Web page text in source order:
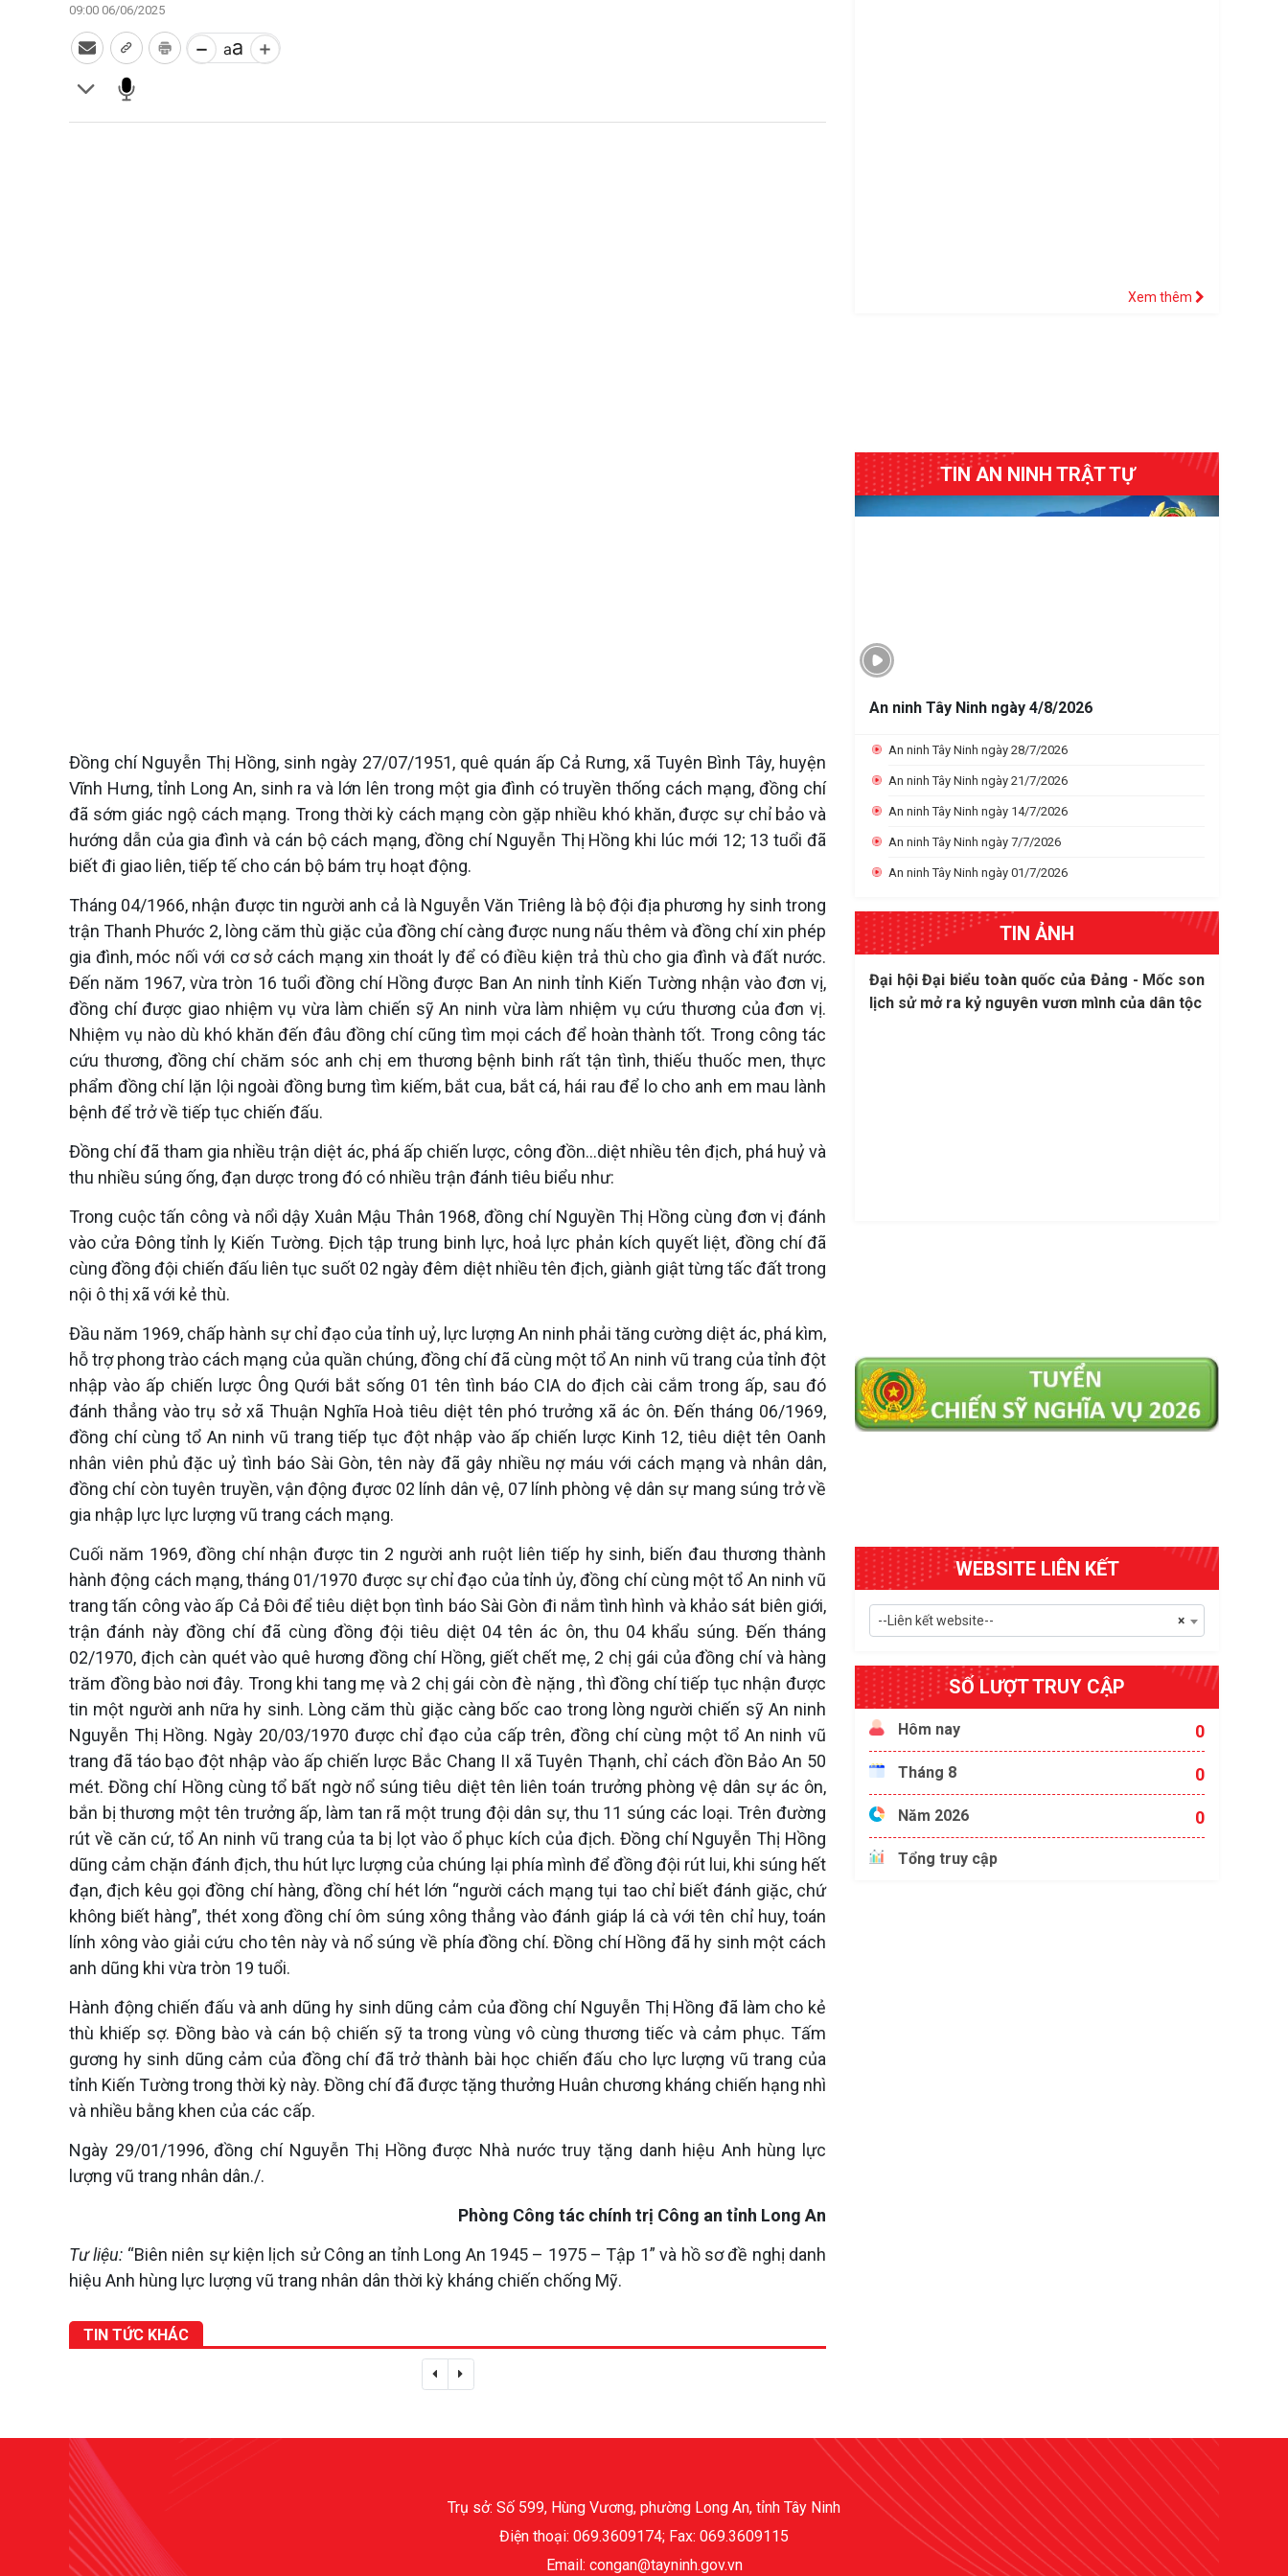
09:00 06/06/2025
Đồng chí Nguyễn Thị Hồng, sinh ngày 27/07/1951, quê quán ấp Cả Rưng, xã Tuyên Bình Tây, huyện
Vĩnh Hưng, tỉnh Long An, sinh ra và lớn lên trong một gia đình có truyền thống cách mạng, đồng chí
đã sớm giác ngộ cách mạng. Trong thời kỳ cách mạng còn gặp nhiều khó khăn, được sự chỉ bảo và
hướng dẫn của gia đình và cán bộ cách mạng, đồng chí Nguyễn Thị Hồng khi lúc mới 12; 13 tuổi đã
biết đi giao liên, tiếp tế cho cán bộ bám trụ hoạt động.
Tháng 04/1966, nhận được tin người anh cả là Nguyễn Văn Triêng là bộ đội địa phương hy sinh trong
trận Thanh Phước 2, lòng căm thù giặc của đồng chí càng được nung nấu thêm và đồng chí xin phép
gia đình, móc nối với cơ sở cách mạng xin thoát ly để có điều kiện trả thù cho gia đình và đất nước.
Đến năm 1967, vừa tròn 16 tuổi đồng chí Hồng được Ban An ninh tỉnh Kiến Tường nhận vào đơn vị,
đồng chí được giao nhiệm vụ vừa làm chiến sỹ An ninh vừa làm nhiệm vụ cứu thương của đơn vị.
Nhiệm vụ nào dù khó khăn đến đâu đồng chí cũng tìm mọi cách để hoàn thành tốt. Trong công tác
cứu thương, đồng chí chăm sóc anh chị em thương bệnh binh rất tận tình, thiếu thuốc men, thực
phẩm đồng chí lặn lội ngoài đồng bưng tìm kiếm, bắt cua, bắt cá, hái rau để lo cho anh em mau lành
bệnh để trở về tiếp tục chiến đấu.
Đồng chí đã tham gia nhiều trận diệt ác, phá ấp chiến lược, công đồn…diệt nhiều tên địch, phá huỷ và
thu nhiều súng ống, đạn dược trong đó có nhiều trận đánh tiêu biểu như:
Trong cuộc tấn công và nổi dậy Xuân Mậu Thân 1968, đồng chí Nguyền Thị Hồng cùng đơn vị đánh
vào cửa Đông tỉnh lỵ Kiến Tường. Địch tập trung binh lực, hoả lực phản kích quyết liệt, đồng chí đã
cùng đồng đội chiến đấu liên tục suốt 02 ngày đêm diệt nhiều tên địch, giành giật từng tấc đất trong
nội ô thị xã với kẻ thù.
Đầu năm 1969, chấp hành sự chỉ đạo của tỉnh uỷ, lực lượng An ninh phải tăng cường diệt ác, phá kìm,
hỗ trợ phong trào cách mạng của quần chúng, đồng chí đã cùng một tổ An ninh vũ trang của tỉnh đột
nhập vào ấp chiến lược Ông Qưới bắt sống 01 tên tình báo CIA do địch cài cắm trong ấp, sau đó
đánh thẳng vào trụ sở xã Thuận Nghĩa Hoà tiêu diệt tên phó trưởng xã ác ôn. Đến tháng 06/1969,
đồng chí cùng tổ An ninh vũ trang tiếp tục đột nhập vào ấp chiến lược Kinh 12, tiêu diệt tên Oanh
nhân viên phủ đặc uỷ tình báo Sài Gòn, tên này đã gây nhiều nợ máu với cách mạng và nhân dân,
đồng chí còn tuyên truyền, vận động đựơc 02 lính dân vệ, 07 lính phòng vệ dân sự mang súng trở về
gia nhập lực lực lượng vũ trang cách mạng.
Cuối năm 1969, đồng chí nhận được tin 2 người anh ruột liên tiếp hy sinh, biến đau thương thành
hành động cách mạng, tháng 01/1970 được sự chỉ đạo của tỉnh ủy, đồng chí cùng một tổ An ninh vũ
trang tấn công vào ấp Cả Đôi để tiêu diệt bọn tình báo Sài Gòn đi nắm tình hình và khảo sát biên giới,
trận đánh này đồng chí đã cùng đồng đội tiêu diệt 04 tên ác ôn, thu 04 khẩu súng. Đến tháng
02/1970, địch càn quét vào quê hương đồng chí Hồng, giết chết mẹ, 2 chị gái của đồng chí và hàng
trăm đồng bào nơi đây. Trong khi tang mẹ và 2 chị gái còn đè nặng , thì đồng chí tiếp tục nhận được
tin một người anh nữa hy sinh. Lòng căm thù giặc càng bốc cao trong lòng người chiến sỹ An ninh
Nguyễn Thị Hồng. Ngày 20/03/1970 được chỉ đạo của cấp trên, đồng chí cùng một tổ An ninh vũ
trang đã táo bạo đột nhập vào ấp chiến lược Bắc Chang II xã Tuyên Thạnh, chỉ cách đồn Bảo An 50
mét. Đồng chí Hồng cùng tổ bất ngờ nổ súng tiêu diệt tên liên toán trưởng phòng vệ dân sự ác ôn,
bắn bị thương một tên trưởng ấp, làm tan rã một trung đội dân sự, thu 11 súng các loại. Trên đường
rút về căn cứ, tổ An ninh vũ trang của ta bị lọt vào ổ phục kích của địch. Đồng chí Nguyễn Thị Hồng
dũng cảm chặn đánh địch, thu hút lực lượng của chúng lại phía mình để đồng đội rút lui, khi súng hết
đạn, địch kêu gọi đồng chí hàng, đồng chí hét lớn “người cách mạng tụi tao chỉ biết đánh giặc, chứ
không biết hàng”, thét xong đồng chí ôm súng xông thẳng vào đánh giáp lá cà với tên chỉ huy, toán
lính xông vào giải cứu cho tên này và nổ súng về phía đồng chí. Đồng chí Hồng đã hy sinh một cách
anh dũng khi vừa tròn 19 tuổi.
Hành động chiến đấu và anh dũng hy sinh dũng cảm của đồng chí Nguyễn Thị Hồng đã làm cho kẻ
thù khiếp sợ. Đồng bào và cán bộ chiến sỹ ta trong vùng vô cùng thương tiếc và cảm phục. Tấm
gương hy sinh dũng cảm của đồng chí đã trở thành bài học chiến đấu cho lực lượng vũ trang của
tỉnh Kiến Tường trong thời kỳ này. Đồng chí đã được tặng thưởng Huân chương kháng chiến hạng nhì
và nhiều bằng khen của các cấp.
Ngày 29/01/1996, đồng chí Nguyễn Thị Hồng được Nhà nước truy tặng danh hiệu Anh hùng lực
lượng vũ trang nhân dân./.
Phòng Công tác chính trị Công an tỉnh Long An
Tư liệu: “Biên niên sự kiện lịch sử Công an tỉnh Long An 1945 – 1975 – Tập 1” và hồ sơ đề nghị danh
hiệu Anh hùng lực lượng vũ trang nhân dân thời kỳ kháng chiến chống Mỹ.
TIN TỨC KHÁC
Xem thêm
TIN AN NINH TRẬT TỰ
An ninh Tây Ninh ngày 4/8/2026
An ninh Tây Ninh ngày 28/7/2026
An ninh Tây Ninh ngày 21/7/2026
An ninh Tây Ninh ngày 14/7/2026
An ninh Tây Ninh ngày 7/7/2026
An ninh Tây Ninh ngày 01/7/2026
TIN ẢNH
Chào mừng Đại hội Đại biểu toàn quốc lần thứ
XIV của Đảng
Đại hội Đại biểu toàn quốc của Đảng - Mốc son
lịch sử mở ra kỷ nguyên vươn mình của dân tộc
Người dân cần thực hiện đúng quy định về sử
dụng pháo dịp tết
Một số hình ảnh công tác bảo vệ Đại hội Đảng
bộ tỉnh lần thứ 1 (nhiệm kỳ 2025-2030) của lực
WEBSITE LIÊN KẾT
×
--Liên kết website--
SỐ LƯỢT TRUY CẬP
Hôm nay 0
Tháng 8 0
Năm 2026 0
Tổng truy cập
Trụ sở: Số 599, Hùng Vương, phường Long An, tỉnh Tây Ninh
Điện thoại: 069.3609174; Fax: 069.3609115
Email: congan@tayninh.gov.vn